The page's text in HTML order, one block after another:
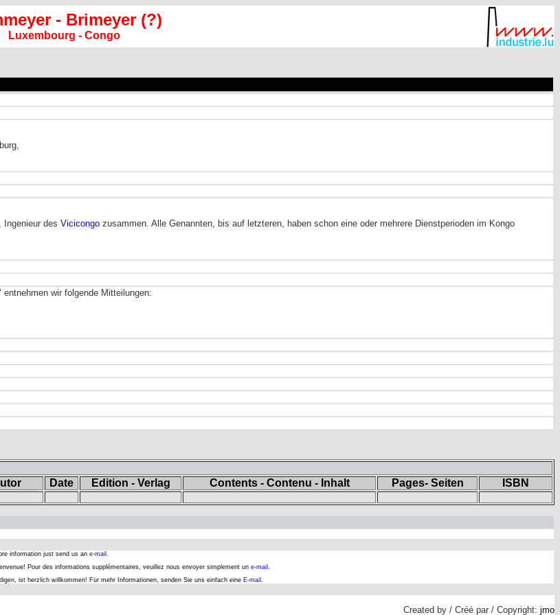
- Brimeyer (?)
Luxembourg - Congo
Ingenieur des Vicicongo zusammen. Alle Genannten, bis auf letzteren, haben schon eine oder mehrere Dienstperioden im Kongo
wir folgende Mitteilungen:
Date Edition - Verlag Contents - Contenu - Inhalt Pages- Seiten ISBN
information just send us an e-mail.
Pour des informations supplémentaires, veuillez nous envoyer simplement un e-mail.
ist herzlich willkommen! Für mehr Informationen, senden Sie uns einfach eine E-mail
Created by / Créé par / Copyright: jmo